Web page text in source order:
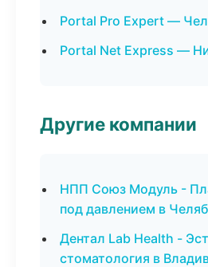
Portal Pro Expert —
Portal Net Express —
Другие компании
НПП Союз Модуль -
под давлением в
Дентал Lab Health -
стоматология в